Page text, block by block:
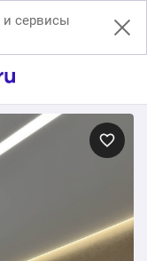
и сервисы